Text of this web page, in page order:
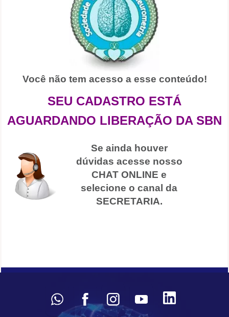
Você não tem acesso a esse conteúdo!
SEU CADASTRO ESTÁ
AGUARDANDO LIBERAÇÃO DA SBN
Se ainda houver
dúvidas acesse nosso
CHAT ONLINE e
selecione o canal da
SECRETARIA.